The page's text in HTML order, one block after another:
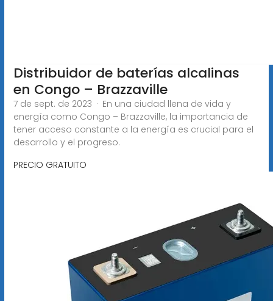
Distribuidor de baterías alcalinas
en Congo – Brazzaville
7 de sept. de 2023 · En una ciudad llena de vida y
energía como Congo – Brazzaville, la importancia de
tener acceso constante a la energía es crucial para el
desarrollo y el progreso.
PRECIO GRATUITO